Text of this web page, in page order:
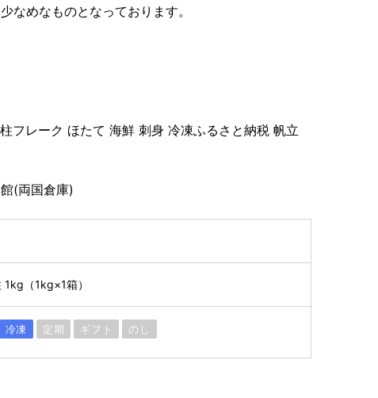
なめなものとなっております。
フレーク ほたて 海鮮 刺身 冷凍ふるさと納税 帆立
(両国倉庫)
（1kg×1箱）
冷凍 定期 ギフト のし